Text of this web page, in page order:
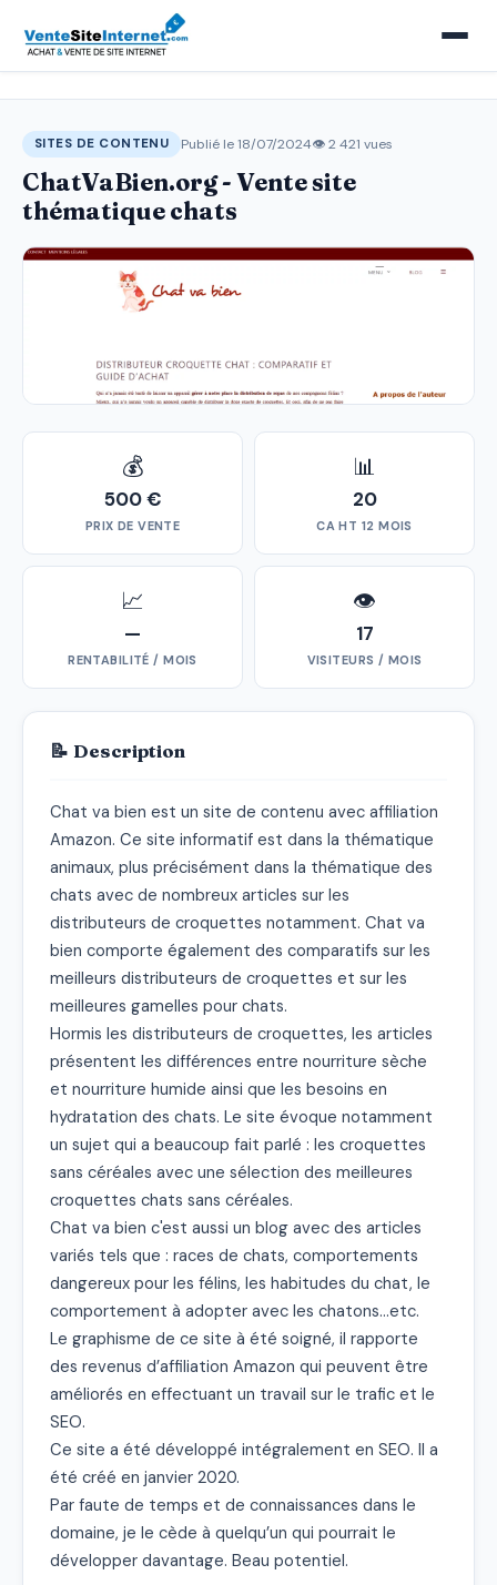
SITES DE CONTENU Publié le 18/07/2024👁 2 421 vues
ChatVaBien.org - Vente site
thématique chats
💰
500 €
PRIX DE VENTE
📊
20
CA HT 12 MOIS
📈
—
RENTABILITÉ / MOIS
👁
17
VISITEURS / MOIS
📝 Description
Chat va bien est un site de contenu avec affiliation
Amazon. Ce site informatif est dans la thématique
animaux, plus précisément dans la thématique des
chats avec de nombreux articles sur les
distributeurs de croquettes notamment. Chat va
bien comporte également des comparatifs sur les
meilleurs distributeurs de croquettes et sur les
meilleures gamelles pour chats.
Hormis les distributeurs de croquettes, les articles
présentent les différences entre nourriture sèche
et nourriture humide ainsi que les besoins en
hydratation des chats. Le site évoque notamment
un sujet qui a beaucoup fait parlé : les croquettes
sans céréales avec une sélection des meilleures
croquettes chats sans céréales.
Chat va bien c'est aussi un blog avec des articles
variés tels que : races de chats, comportements
dangereux pour les félins, les habitudes du chat, le
comportement à adopter avec les chatons...etc.
Le graphisme de ce site à été soigné, il rapporte
des revenus d’affiliation Amazon qui peuvent être
améliorés en effectuant un travail sur le trafic et le
SEO.
Ce site a été développé intégralement en SEO. Il a
été créé en janvier 2020.
Par faute de temps et de connaissances dans le
domaine, je le cède à quelqu’un qui pourrait le
développer davantage. Beau potentiel.